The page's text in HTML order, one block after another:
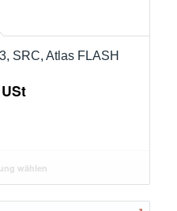
SRC, Atlas FLASH
wählen